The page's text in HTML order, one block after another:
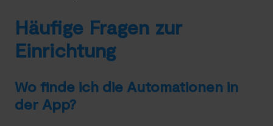
Häufige Fragen zur
Einrichtung
Wo finde ich die Automationen in
der App?